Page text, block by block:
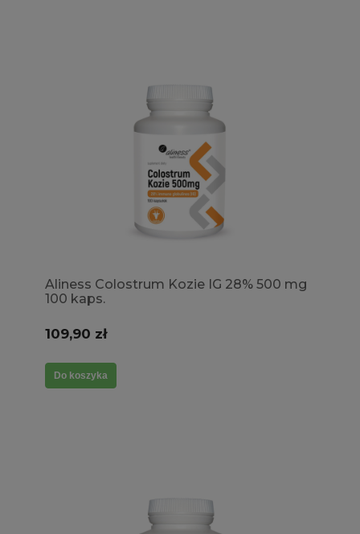
Aliness Colostrum Kozie IG 28% 500 mg
100 kaps.
109,90 zł
Do koszyka